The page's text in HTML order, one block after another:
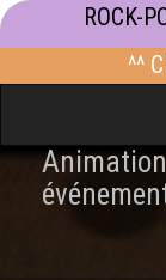
ROCK-
^^